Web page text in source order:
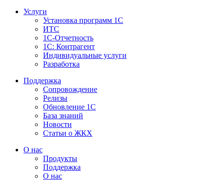
Услуги
Установка программ 1С
ИТС
1С-Отчетность
1С: Контрагент
Индивидуальные услуги
Разработка
Поддержка
Сопровождение
Релизы
Обновление 1С
База знаний
Новости
Статьи о ЖКХ
О нас
Продукты
Поддержка
О нас